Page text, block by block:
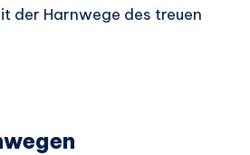
der Harnwege des treuen